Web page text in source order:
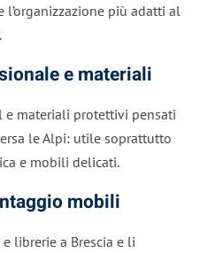
più adatti al
e materiali
materiali protettivi pensati
le Alpi: utile soprattutto
e mobili delicati.
mobili
librerie a Brescia e li